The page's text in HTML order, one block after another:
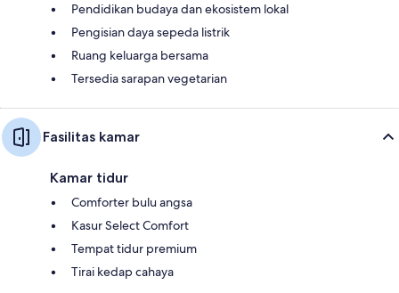
Pendidikan budaya dan ekosistem lokal
Pengisian daya sepeda listrik
Ruang keluarga bersama
Tersedia sarapan vegetarian
Fasilitas kamar
Kamar tidur
Comforter bulu angsa
Kasur Select Comfort
Tempat tidur premium
Tirai kedap cahaya